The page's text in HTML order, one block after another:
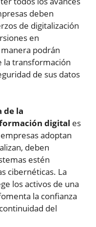
deben
de digitalización
en
podrán
la transformación
de sus datos
de la
digital es
adoptan
deben
estén
cibernéticas. La
los activos de una
la confianza
del